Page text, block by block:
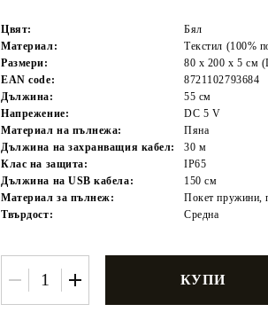
Цвят:
Бял
Материал:
Текстил (100%
Размери:
80 x 200 x 5 см
EAN code:
8721102793684
Дължина:
55 см
Напрежение:
DC 5 V
Материал на пълнежа:
Пяна
Дължина на захранващия кабел:
30 м
Клас на защита:
IP65
Дължина на USB кабела:
150 см
Материал за пълнеж:
Покет пружини,
Твърдост:
Средна